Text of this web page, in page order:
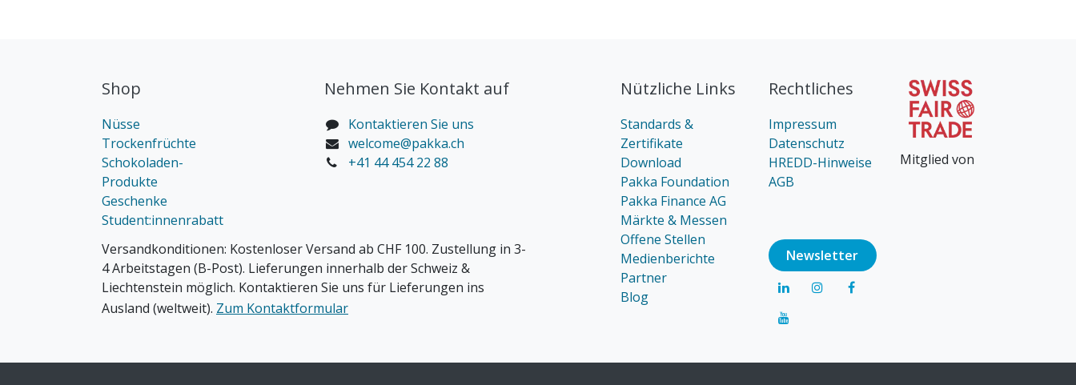
Nützliche Links
Standards &
Zertifikate
Download
Pakka Foundation
Pakka Finance AG
Märkte & Messen
Offene Stellen
Medienberichte
Partner
Blog
Shop
Nüsse
Trockenfrüchte
Schokoladen-
Produkte
Geschenke
Student:innenrabatt
Rechtliches
Impressum
Datenschutz
HREDD-Hinweise
AGB
Nehmen Sie Kontakt auf
Kontaktieren Sie uns
welcome@pakka.ch
+41 44 454 22 88
Versandkonditionen: Kostenloser Versand ab CHF 100. Zustellung in 3-
4 Arbeitstagen (B-Post). Lieferungen innerhalb der Schweiz &
Liechtenstein möglich. Kontaktieren Sie uns für Lieferungen ins
Ausland (weltweit). Zum Kontaktformular
Mitglied von
Newsl​​​​etter